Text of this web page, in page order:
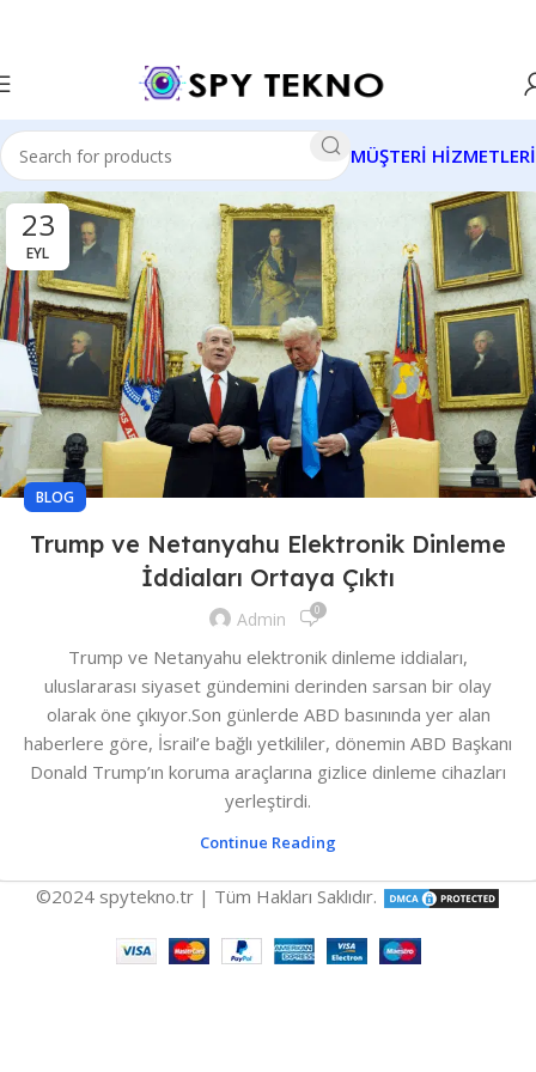
MÜŞTERİ HİZMETLERİ
23
EYL
BLOG
Trump ve Netanyahu Elektronik Dinleme
İddiaları Ortaya Çıktı
Admin 0
Trump ve Netanyahu elektronik dinleme iddiaları,
uluslararası siyaset gündemini derinden sarsan bir olay
olarak öne çıkıyor.Son günlerde ABD basınında yer alan
haberlere göre, İsrail’e bağlı yetkililer, dönemin ABD Başkanı
Donald Trump’ın koruma araçlarına gizlice dinleme cihazları
yerleştirdi.
Continue Reading
©2024 spytekno.tr | Tüm Hakları Saklıdır.